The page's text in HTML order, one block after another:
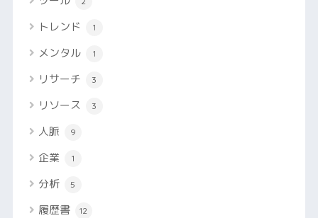
トレンド 1
メンタル 1
リサーチ 3
リソース 3
人脈 9
企業 1
分析 5
履歴書 12